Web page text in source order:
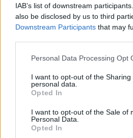
IAB’s list of downstream
also be disclosed by us to third
Downstream Participants that may
Personal Data Processing Opt
I want to opt-out of the Sharing
personal data.
Opted In
I want to opt-out of the Sale of
Personal Data.
Opted In
18 1
"GTR 2"
21
BMW